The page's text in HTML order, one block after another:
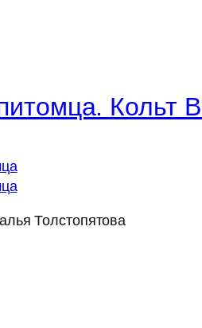
Кольт
Толстопятова